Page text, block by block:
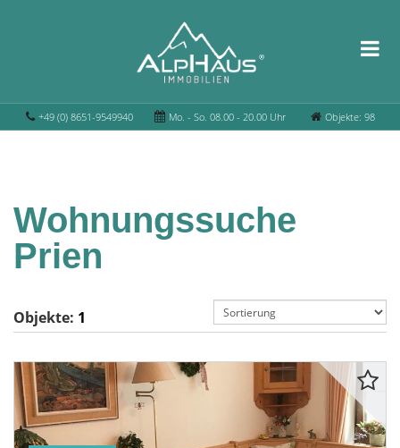
+49 (0) 8651-9549940 Mo. - So. 08.00 - 20.00 Uhr Objekte: 98
Wohnungssuche
Prien
Objekte: 1